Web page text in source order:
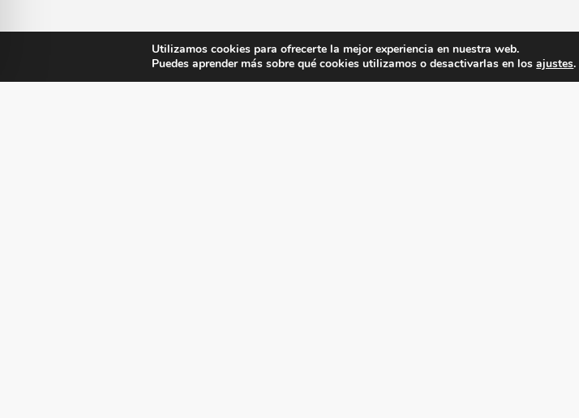
Utilizamos cookies para ofrecerte la mejor experiencia en nuestra web.
Puedes aprender más sobre qué cookies utilizamos o desactivarlas en losajustes.